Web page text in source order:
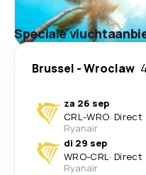
Speciale
Brussel -Wroclaw
za 26 sep
CRL-WRO· Direct
Ryanair
di 29 sep
WRO-CRL· Direct
Ryanair